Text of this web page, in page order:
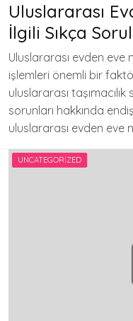
Uluslararası
İlgili Sıkça
Uluslararası evden
işlemleri önemli bir
uluslararası
sorunları hakkında
uluslararası evden eve
UNCATEGORIZED